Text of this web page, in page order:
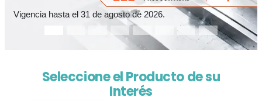
Vigencia hasta el 31 de agosto de 2026.
Seleccione el Producto de su
Interés